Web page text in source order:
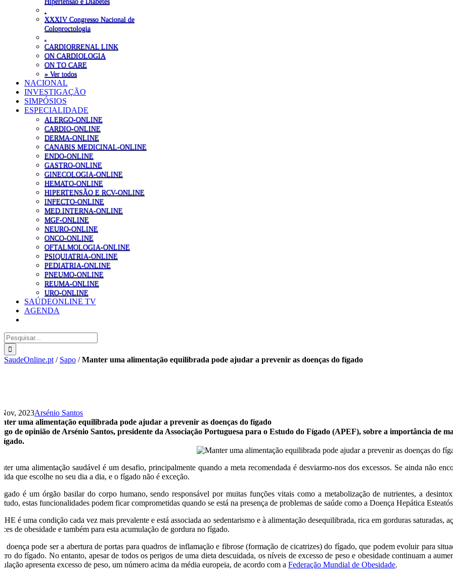
XXXIV Congresso Nacional de
Coloproctologia
CARDIORRENAL LINK
ON CARDIOLOGIA
ON TO CARE
» Ver todos
NACIONAL
INVESTIGAÇÃO
SIMPÓSIOS
ESPECIALIDADE
ALERGO-ONLINE
CARDIO-ONLINE
DERMA-ONLINE
CANABIS MEDICINAL-ONLINE
ENDO-ONLINE
GASTRO-ONLINE
GINECOLOGIA-ONLINE
HEMATO-ONLINE
HIPERTENSÃO E RCV-ONLINE
INFECTO-ONLINE
MED.INTERNA-ONLINE
MGF-ONLINE
NEURO-ONLINE
ONCO-ONLINE
OFTALMOLOGIA-ONLINE
PSIQUIATRIA-ONLINE
PEDIATRIA-ONLINE
PNEUMO-ONLINE
REUMA-ONLINE
URO-ONLINE
SAÚDEONLINE TV
AGENDA
Pesquisar
SaudeOnline.pt / Sapo /Manter uma alimentação equilibrada pode ajudar a prevenir as doenças do fígado
2023Arsénio Santos
uma alimentação equilibrada pode ajudar a prevenir as doenças do fígado
de opinião de Arsénio Santos, presidente da Associação Portuguesa para o Estudo do Fígado (APEF), sobre a importância de
uma alimentação saudável é um desafio, principalmente quando a meta recomendada é desviarmo-nos dos excessos. Se ainda não
que escolhe no seu dia a dia, e o fígado não é exceção.
é um órgão basilar do corpo humano, sendo responsável por muitas funções vitais como a metabolização de nutrientes, a
estas funcionalidades podem ficar comprometidas quando se está na presença de problemas de saúde como a Doença Hepática
é uma condição cada vez mais prevalente e está associada ao sedentarismo e à alimentação desequilibrada, rica em gorduras saturadas,
de obesidade e também para esta acumulação de gordura no fígado.
doença pode ser a abertura de portas para quadros de inflamação e fibrose (formação de cicatrizes) do fígado, que podem evoluir para
do fígado. No entanto, apesar de todos os perigos de uma dieta descuidada, os níveis de excesso de peso e obesidade continuam a
apresenta excesso de peso, um número acima da média europeia, de acordo com aFederação Mundial de Obesidade.